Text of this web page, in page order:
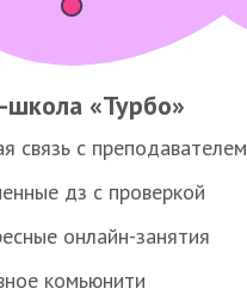
школа «Турбо»
связь с преподавателем
дз с проверкой
онлайн-занятия
комьюнити